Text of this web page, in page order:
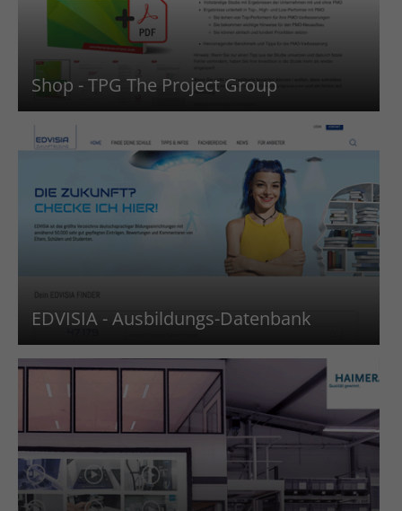
Shop - TPG The Project Group
EDVISIA - Ausbildungs-Datenbank